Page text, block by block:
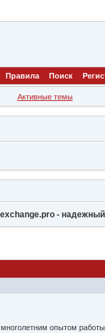
Правила Поиск
Активные темы
-
опытом